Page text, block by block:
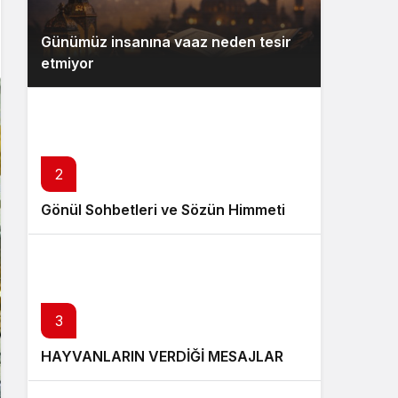
Günümüz insanına vaaz neden tesir
etmiyor
2
Gönül Sohbetleri ve Sözün Himmeti
3
HAYVANLARIN VERDİĞİ MESAJLAR